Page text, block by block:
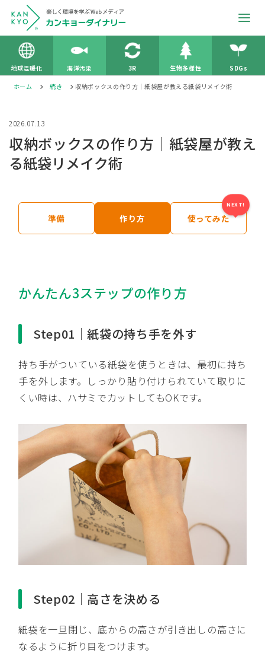
地球温暖化 海洋汚染 3R 生物多様性 SDGs
ホーム 続き 収納ボックスの作り方｜紙袋屋が教える紙袋リメイク術
2026.07.13
収納ボックスの作り方｜紙袋屋が教え
る紙袋リメイク術
準備 作り方 使ってみた
NEXT!
かんたん3ステップの作り方
Step01｜紙袋の持ち手を外す
持ち手がついている紙袋を使うときは、最初に持ち
手を外します。しっかり貼り付けられていて取りに
くい時は、ハサミでカットしてもOKです。
Step02｜高さを決める
紙袋を一旦閉じ、底からの高さが引き出しの高さに
なるように折り目をつけます。